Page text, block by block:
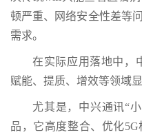
顿严重、网络安全性差等
需求。
在实际应用落地中，
赋能、提质、增效等领域
尤其是，中兴通讯“
品，它高度整合、优化